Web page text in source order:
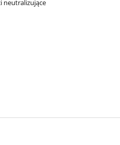
neutralizujące